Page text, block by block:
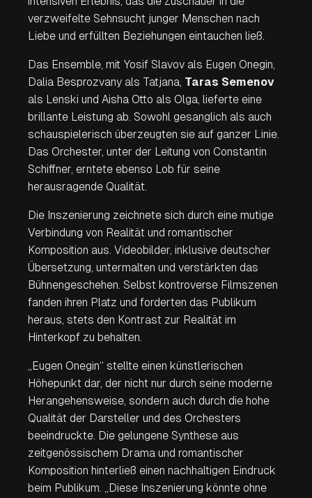
verzweifelte Sehnsucht junger Menschen nach
Liebe und erfüllten Beziehungen eintauchen ließ.
Das Ensemble, mit Yosif Slavov als Eugen Onegin,
Dalia Besprozvany als Tatjana, Taras Semenov
als Lenski und Aisha Otto als Olga, lieferte eine
brillante Leistung ab. Sowohl gesanglich als auch
schauspielerisch überzeugten sie auf ganzer Linie.
Das Orchester, unter der Leitung von Constantin
Schiffner, erntete ebenso Lob für seine
herausragende Qualität.
Die Inszenierung zeichnete sich durch eine mutige
Verbindung von Realität und romantischer
Komposition aus. Videobilder, inklusive deutscher
Übersetzung, untermalten und verstärkten das
Bühnengeschehen. Selbst kontroverse Filmszenen
fanden ihren Platz und forderten das Publikum
heraus, stets den Kontrast zur Realität im
Hinterkopf zu behalten.
„Eugen Onegin“ stellte einen künstlerischen
Höhepunkt dar, der nicht nur durch seine moderne
Herangehensweise, sondern auch durch die hohe
Qualität der Darsteller und des Orchesters
beeindruckte. Die gelungene Synthese aus
zeitgenössischem Drama und romantischer
Komposition hinterließ einen nachhaltigen Eindruck
beim Publikum. „Diese Inszenierung könnte ohne